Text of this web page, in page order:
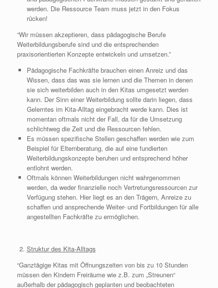
werden. Die Ressource Team muss jetzt in den Fokus
rücken!
“Wir müssen akzeptieren, dass pädagogische Berufe
Weiterbildungsberufe sind und die entsprechenden
praxisorientierten Konzepte entwickeln und umsetzen.”
Pädagogische Fachkräfte brauchen einen Anreiz und das
Wissen, dass das was sie lernen und die Themen in denen
sie sich weiterbilden auch in den Kitas umgesetzt werden
kann. Der Sinn einer Weiterbildung sollte darin liegen, dass
Gelerntes im Kita-Alltag eingebracht werde kann. Dies ist
momentan oftmals nicht der Fall, da für die Umsetzung
schlichtweg die Zeit und die Ressourcen fehlen.
Es müssen spezifische Stellen geschaffen werden wie zum
Beispiel für Elternberatung, die auf eine fundierten
Weiterbildungskonzepte beruhen und entsprechend höher
entlohnt werden.
Oftmals können Weiterbildungen nicht wahrgenommen
werden, da weder finanzielle noch Vertretungsressourcen zur
Verfügung stehen. Hier liegt es an den Trägern, Anreize zu
schaffen und ansprechende Weiter- und Fortbildungen für alle
angestellten Fachkräfte zu ermöglichen.
Struktur des Kita-Alltags
“Ganztägige Kitas mit Öffnungszeiten von bis zu 10 Stunden
müssen den Kindern Freiräume wie z.B. zum „Streunen“
außerhalb der pädagogisch geplanten und beobachteten